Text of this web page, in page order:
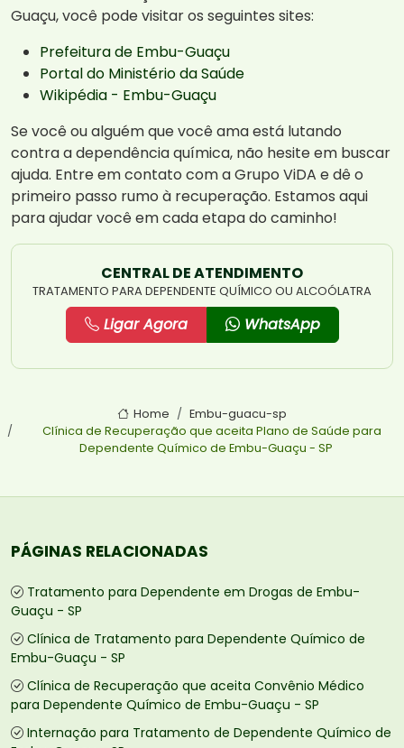
Guaçu, você pode visitar os seguintes sites:
Prefeitura de Embu-Guaçu
Portal do Ministério da Saúde
Wikipédia - Embu-Guaçu
Se você ou alguém que você ama está lutando
contra a dependência química, não hesite em buscar
ajuda. Entre em contato com a Grupo ViDA e dê o
primeiro passo rumo à recuperação. Estamos aqui
para ajudar você em cada etapa do caminho!
CENTRAL DE ATENDIMENTO
TRATAMENTO PARA DEPENDENTE QUÍMICO OU ALCOÓLATRA
Ligar Agora WhatsApp
Home
Embu-guacu-sp
Clínica de Recuperação que aceita Plano de Saúde para
Dependente Químico de Embu-Guaçu - SP
PÁGINAS RELACIONADAS
Tratamento para Dependente em Drogas de Embu-
Guaçu - SP
Clínica de Tratamento para Dependente Químico de
Embu-Guaçu - SP
Clínica de Recuperação que aceita Convênio Médico
para Dependente Químico de Embu-Guaçu - SP
Internação para Tratamento de Dependente Químico de